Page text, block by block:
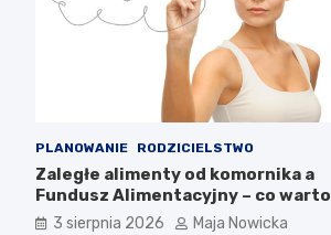
PLANOWANIE RODZICIELSTWO
Zaległe alimenty od komornika a
Fundusz Alimentacyjny – co warto
wiedzieć?
3 sierpnia 2026 Maja Nowicka